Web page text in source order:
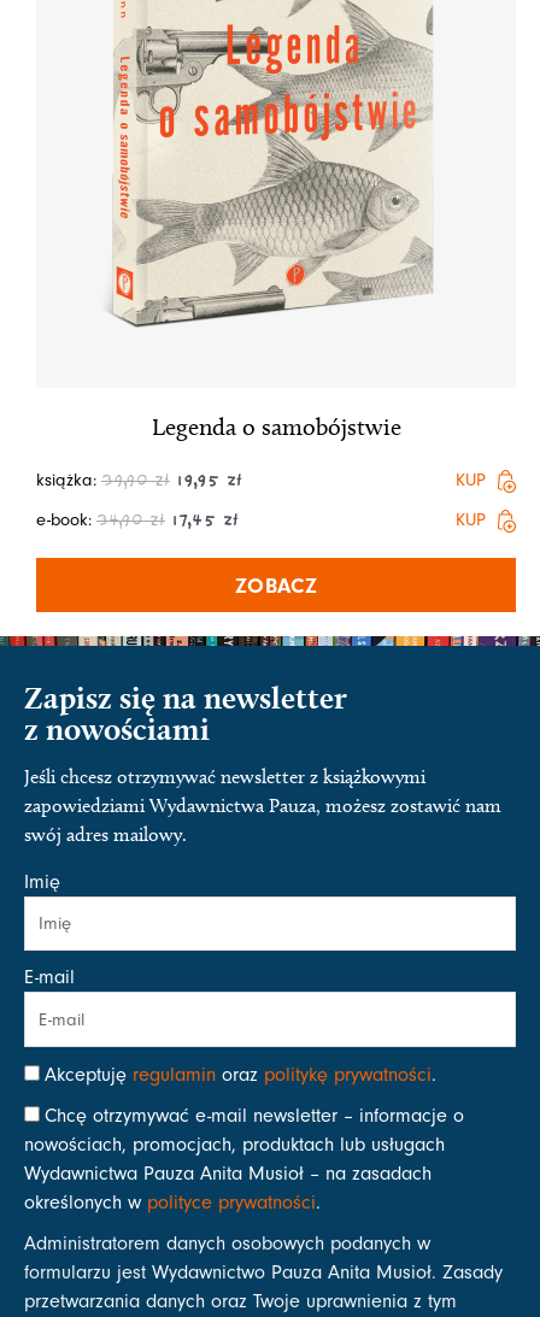
Legenda o samobójstwie
książka: 39,90zł 19,95 zł
KUP
e-book: 34,90zł 17,45 zł KUP
ZOBACZ
Zapisz się na newsletter
z nowościami
Jeśli chcesz otrzymywać newsletter z książkowymi
zapowiedziami Wydawnictwa Pauza, możesz zostawić nam
swój adres mailowy.
Imię
E-mail
Akceptuję regulamin oraz politykę prywatności.
Chcę otrzymywać e-mail newsletter – informacje o
nowościach, promocjach, produktach lub usługach
Wydawnictwa Pauza Anita Musioł – na zasadach
określonych w polityce prywatności.
Administratorem danych osobowych podanych w
formularzu jest Wydawnictwo Pauza Anita Musioł. Zasady
przetwarzania danych oraz Twoje uprawnienia z tym